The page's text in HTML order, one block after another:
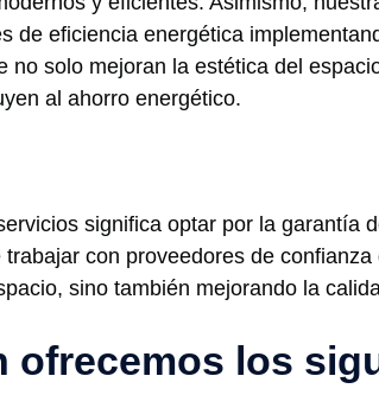
de eficiencia energética
no solo mejoran la estética del
al ahorro energético.
significa optar por la garantía
con proveedores de
sino también mejorando la
ofrecemos los